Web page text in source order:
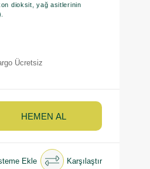
dioksit, yağ asitlerinin
Ücretsiz
Ekle Karşılaştır